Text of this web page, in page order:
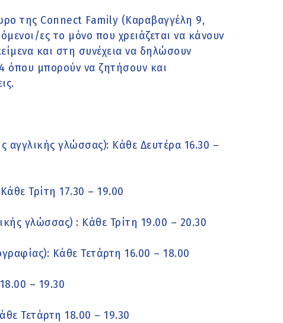
της Connect Family (Καραβαγγέλη 9,
ες το μόνο που χρειάζεται να κάνουν
και στη συνέχεια να δηλώσουν
όπου μπορούν να ζητήσουν και
αγγλικής γλώσσας): Κάθε Δευτέρα 16.30 –
Τρίτη 17.30 – 19.00
γλώσσας) : Κάθε Τρίτη 19.00 – 20.30
Κάθε Τετάρτη 16.00 – 18.00
– 19.30
Τετάρτη 18.00 – 19.30